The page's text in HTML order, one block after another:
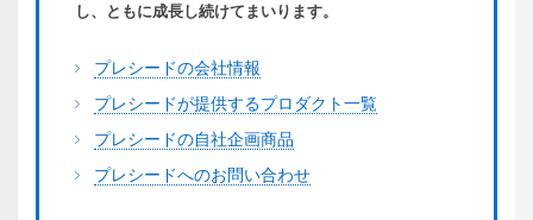
し、ともに成長し続けてまいります。
プレシードの会社情報
プレシードが提供するプロダクト一覧
プレシードの自社企画商品
プレシードへのお問い合わせ